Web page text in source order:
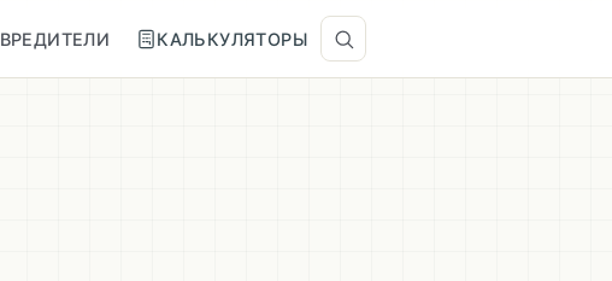
ВРЕДИТЕЛИ КАЛЬКУЛЯТОРЫ